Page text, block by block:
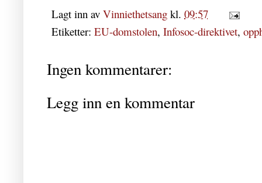
Lagt inn av Vinniethetsang kl. 09:57
Etiketter: EU-domstolen, Infosoc-direktivet,
Ingen kommentarer:
Legg inn en kommentar